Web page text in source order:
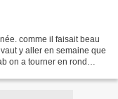
comme il faisait beau
y aller en semaine que
on a tourner en rond